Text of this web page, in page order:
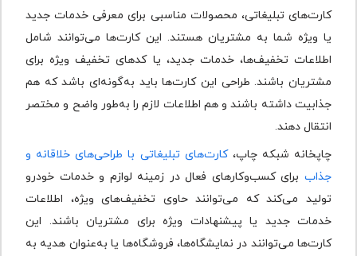
کارت‌های تبلیغاتی، محصولات مناسبی برای معرفی خدمات جدید
یا ویژه شما به مشتریان هستند. این کارت‌ها می‌توانند شامل
اطلاعات تخفیف‌ها، خدمات جدید، یا کدهای تخفیف ویژه برای
مشتریان باشند. طراحی این کارت‌ها باید به‌گونه‌ای باشد که هم
جذابیت داشته باشند و هم اطلاعات لازم را به‌طور واضح و مختصر
انتقال دهند.
چاپخانه شبکه چاپ،کارت‌های تبلیغاتی با طراحی‌های خلاقانه و
جذاب برای کسب‌وکارهای فعال در زمینه لوازم و خدمات خودرو
تولید می‌کند که می‌توانند حاوی تخفیف‌های ویژه، اطلاعات
خدمات جدید یا پیشنهادات ویژه برای مشتریان باشند. این
کارت‌ها می‌توانند در نمایشگاه‌ها، فروشگاه‌ها یا به‌عنوان هدیه به